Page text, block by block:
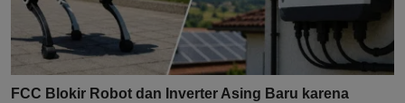
FCC Blokir Robot dan Inverter Asing Baru karena